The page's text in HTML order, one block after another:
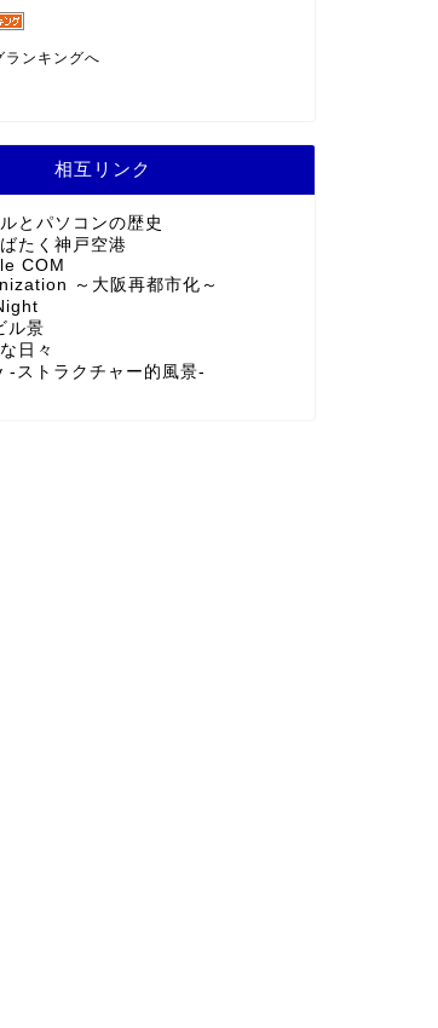
ランキングへ
相互リンク
とパソコンの歴史
たく神戸空港
COM
～大阪再都市化～
ル景
日々
ストラクチャー的風景-